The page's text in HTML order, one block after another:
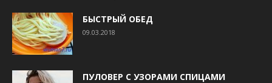
БЫСТРЫЙ ОБЕД
09.03.2018
ПУЛОВЕР С УЗОРАМИ СПИЦАМИ